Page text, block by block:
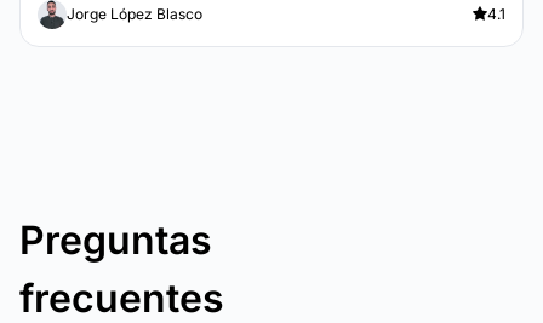
Jorge López Blasco 4.1
Preguntas
frecuentes